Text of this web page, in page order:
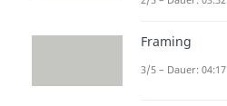
Framing
3/5 – Dauer: 04:17